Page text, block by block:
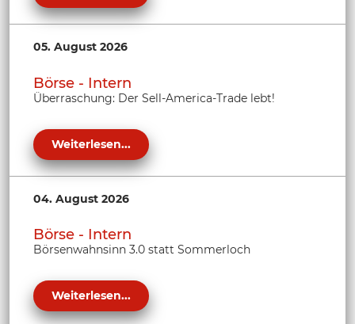
05. August 2026
Börse - Intern
Überraschung: Der Sell-America-Trade lebt!
Weiterlesen...
04. August 2026
Börse - Intern
Börsenwahnsinn 3.0 statt Sommerloch
Weiterlesen...